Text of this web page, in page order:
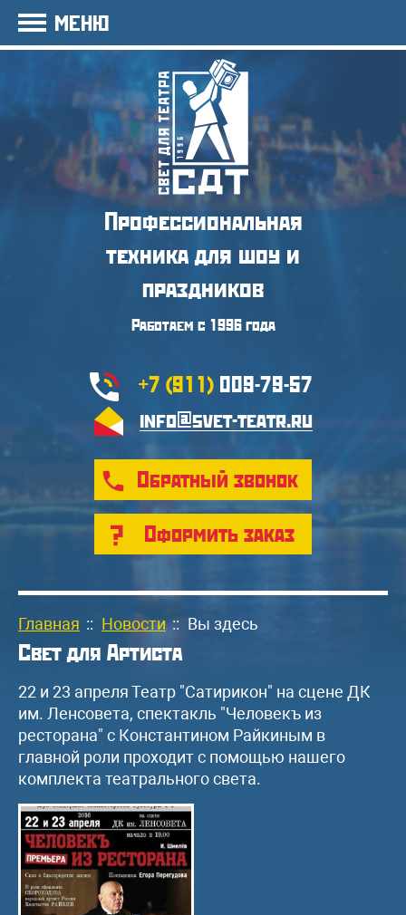
Профессиональная
техника для шоу и
праздников
Работаем с 1996 года
+7 (911) 009-79-57
info@svet-teatr.ru
Обратный звонок
Оформить заказ
Главная :: Новости :: Вы здесь
Свет для Артиста
22 и 23 апреля Театр "Сатирикон" на сцене ДК
им. Ленсовета, спектакль "Человекъ из
ресторана" с Константином Райкиным в
главной роли проходит с помощью нашего
комплекта театрального света.
МЕНЮ